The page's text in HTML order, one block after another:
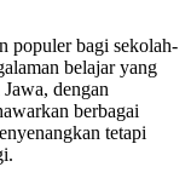
populer bagi sekolah-
belajar yang
dengan
berbagai
tetapi